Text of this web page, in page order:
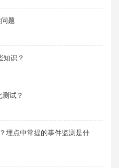
题
知识？
试？
埋点中常提的事件监测是什